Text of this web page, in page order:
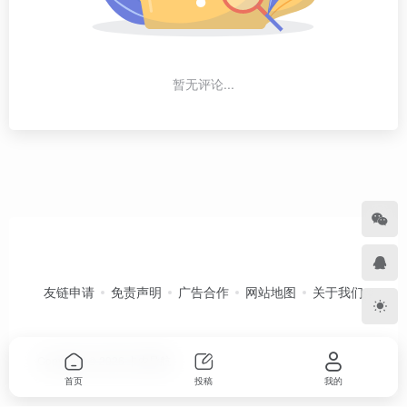
暂无评论...
友链申请 免责声明 广告合作 网站地图 关于我们
Copyright © 2026
首页 投稿 我的